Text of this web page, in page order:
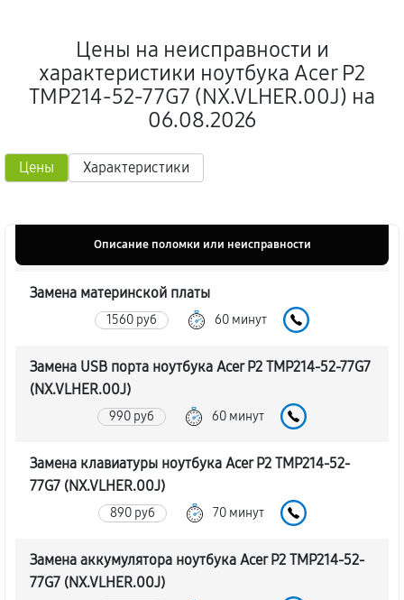
Цены на неисправности и
характеристики ноутбука Acer P2
TMP214-52-77G7 (NX.VLHER.00J) на
06.08.2026
Цены Характеристики
Описание поломки или неисправности
Замена материнской платы
1560 руб 60 минут
Замена USB порта ноутбука Acer P2 TMP214-52-77G7
(NX.VLHER.00J)
990 руб 60 минут
Замена клавиатуры ноутбука Acer P2 TMP214-52-
77G7 (NX.VLHER.00J)
890 руб 70 минут
Замена аккумулятора ноутбука Acer P2 TMP214-52-
77G7 (NX.VLHER.00J)